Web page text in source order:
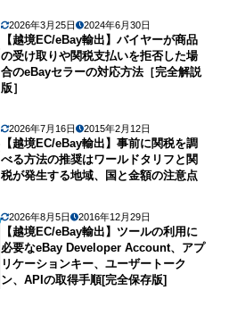
2026年3月25日 2024年6月30日
【越境EC/eBay輸出】バイヤーが商品
の受け取りや関税支払いを拒否した場
合のeBayセラーの対応方法［完全解説
版］
2026年7月16日 2015年2月12日
【越境EC/eBay輸出】事前に関税を調
べる方法の推奨はワールドタリフと関
税が発生する地域、国と金額の注意点
2026年8月5日 2016年12月29日
【越境EC/eBay輸出】ツールの利用に
必要なeBay Developer Account、アプ
リケーションキー、ユーザートーク
ン、APIの取得手順[完全保存版]